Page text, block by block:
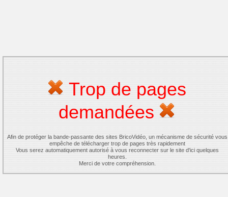
Trop de pages
demandées
Afin de protéger la bande-passante des sites BricoVidéo, un mécanisme de sécurité vous
empêche de télécharger trop de pages très rapidement
Vous serez automatiquement autorisé à vous reconnecter sur le site d'ici quelques
heures.
Merci de votre compréhension.